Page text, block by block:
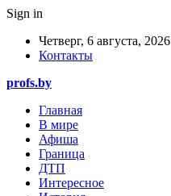
Sign in
Четверг, 6 августа, 2026
Контакты
profs.by
Главная
В мире
Афиша
Граница
ДТП
Интересное